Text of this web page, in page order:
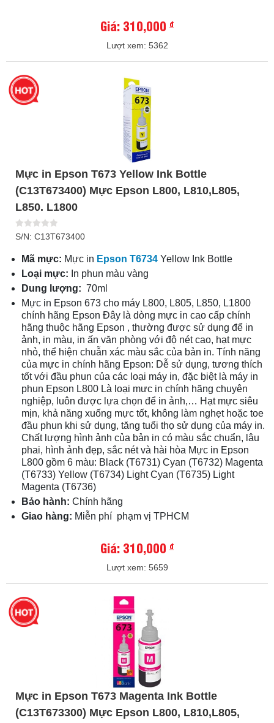
Giá: 310,000 đ
Lượt xem: 5362
Mực in Epson T673 Yellow Ink Bottle
(C13T673400) Mực Epson L800, L810,L805,
L850. L1800
S/N: C13T673400
Mã mực: Mực in Epson T6734 Yellow Ink Bottle
Loại mực: In phun màu vàng
Dung lượng: 70ml
Mực in Epson 673 cho máy L800, L805, L850, L1800
chính hãng Epson Đây là dòng mực in cao cấp chính
hãng thuộc hãng Epson , thường được sử dụng để in
ảnh, in màu, in ấn văn phòng với độ nét cao, hạt mực
nhỏ, thể hiện chuẫn xác màu sắc của bản in. Tính năng
của mực in chính hãng Epson: Dễ sử dụng, tương thích
tốt với đầu phun của các loại máy in, đặc biệt là máy in
phun Epson L800 Là loại mưc in chính hãng chuyên
nghiệp, luôn được lựa chọn để in ảnh,… Hạt mực siêu
mịn, khả năng xuống mực tốt, không làm nghẹt hoặc toe
đầu phun khi sử dụng, tăng tuổi thọ sử dụng của máy in.
Chất lượng hình ảnh của bản in có màu sắc chuẩn, lâu
phai, hình ảnh đẹp, sắc nét và hài hòa Mực in Epson
L800 gồm 6 màu: Black (T6731) Cyan (T6732) Magenta
(T6733) Yellow (T6734) Light Cyan (T6735) Light
Magenta (T6736)
Bảo hành: Chính hãng
Giao hàng: Miễn phí phạm vị TPHCM
Giá: 310,000 đ
Lượt xem: 5659
Mực in Epson T673 Magenta Ink Bottle
(C13T673300) Mực Epson L800, L810,L805,